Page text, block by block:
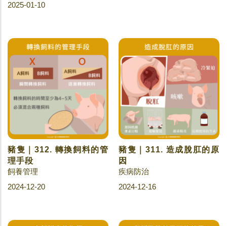
2025-01-10
豬隻｜312. 轉換飼料的管
理手段
飼養管理
2024-12-20
豬隻｜311. 造成脫肛的原
因
疾病防治
2024-12-16